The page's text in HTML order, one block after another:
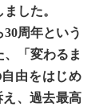
した。
周年という
「変わるま
由をはじめ
、過去最高